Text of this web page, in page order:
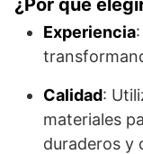
¿Por qué
Experiencia
Calidad:
materiales
duraderos y